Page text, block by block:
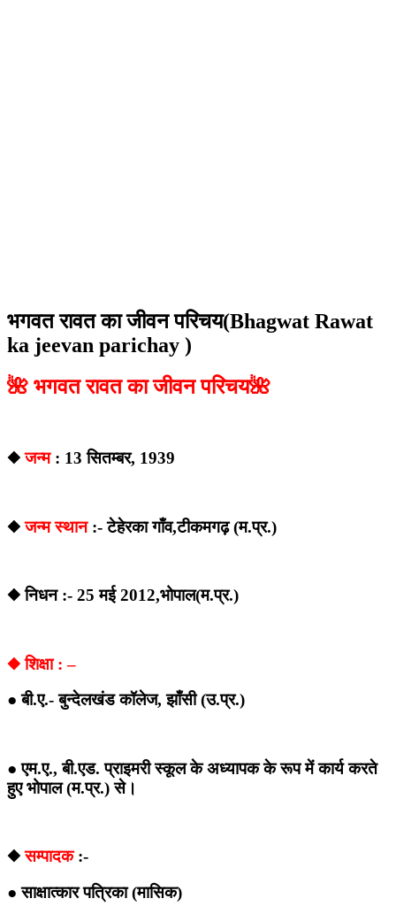
भगवत रावत का जीवन परिचय(Bhagwat Rawat
ka jeevan parichay )
🌺 भगवत रावत का जीवन परिचय🌺
◆जन्म: 13 सितम्बर, 1939
◆जन्म स्थान:- टेहेरका गाँव,टीकमगढ़ (म.प्र.)
◆ निधन :- 25 मई 2012,भोपाल(म.प्र.)
◆ शिक्षा : –
● बी.ए.- बुन्देलखंड कॉलेज, झाँसी (उ.प्र.)
● एम.ए., बी.एड. प्राइमरी स्कूल के अध्यापक के रूप में कार्य करते
हुए भोपाल (म.प्र.) से।
◆सम्पादक:-
● साक्षात्कार पत्रिका (मासिक)